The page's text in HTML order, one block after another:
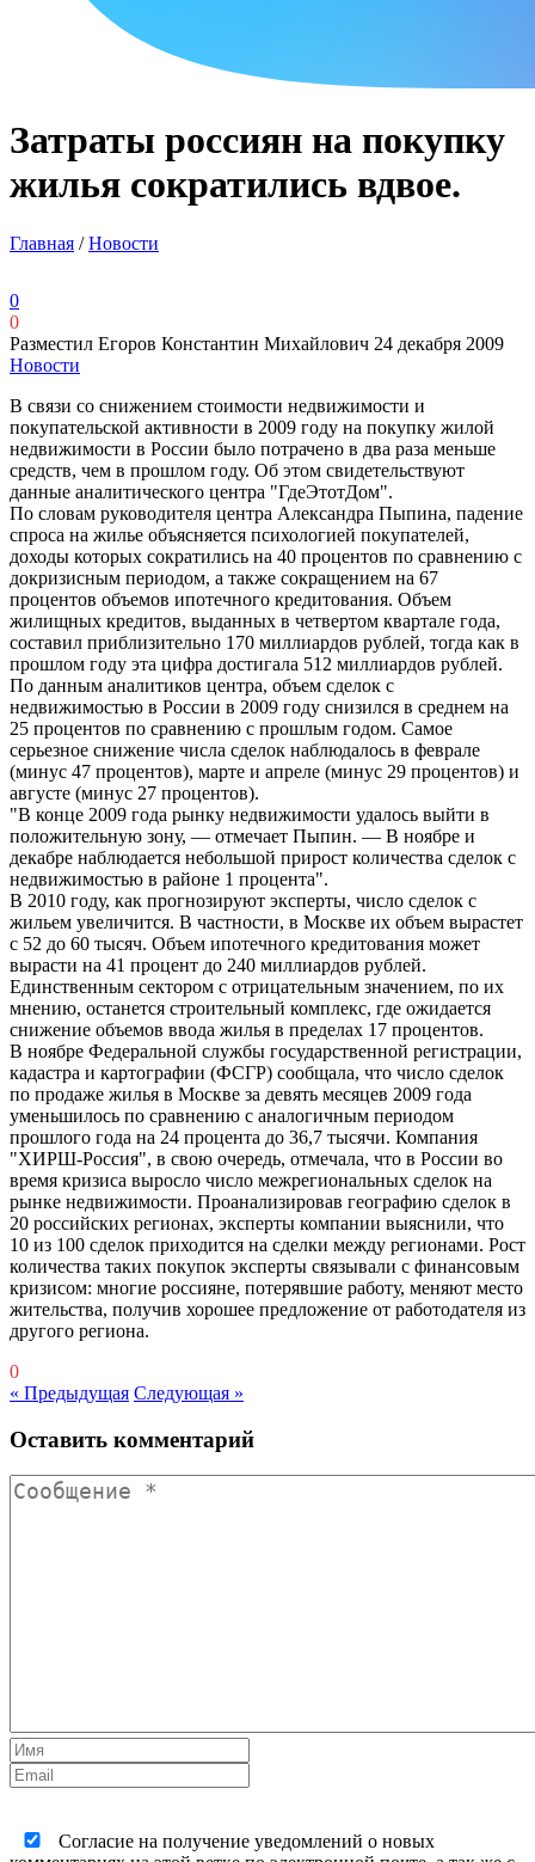
Затраты россиян на покупку
жилья сократились вдвое.
Главная /Новости
0
0
Разместил Егоров Константин Михайлович 24 декабря 2009
Новости
В связи со снижением стоимости недвижимости и
покупательской активности в 2009 году на покупку жилой
недвижимости в России было потрачено в два раза меньше
средств, чем в прошлом году. Об этом свидетельствуют
данные аналитического центра "ГдеЭтотДом".
По словам руководителя центра Александра Пыпина, падение
спроса на жилье объясняется психологией покупателей,
доходы которых сократились на 40 процентов по сравнению с
докризисным периодом, а также сокращением на 67
процентов объемов ипотечного кредитования. Объем
жилищных кредитов, выданных в четвертом квартале года,
составил приблизительно 170 миллиардов рублей, тогда как в
прошлом году эта цифра достигала 512 миллиардов рублей.
По данным аналитиков центра, объем сделок с
недвижимостью в России в 2009 году снизился в среднем на
25 процентов по сравнению с прошлым годом. Самое
серьезное снижение числа сделок наблюдалось в феврале
(минус 47 процентов), марте и апреле (минус 29 процентов) и
августе (минус 27 процентов).
"В конце 2009 года рынку недвижимости удалось выйти в
положительную зону, — отмечает Пыпин. — В ноябре и
декабре наблюдается небольшой прирост количества сделок с
недвижимостью в районе 1 процента".
В 2010 году, как прогнозируют эксперты, число сделок с
жильем увеличится. В частности, в Москве их объем вырастет
с 52 до 60 тысяч. Объем ипотечного кредитования может
вырасти на 41 процент до 240 миллиардов рублей.
Единственным сектором с отрицательным значением, по их
мнению, останется строительный комплекс, где ожидается
снижение объемов ввода жилья в пределах 17 процентов.
В ноябре Федеральной службы государственной регистрации,
кадастра и картографии (ФСГР) сообщала, что число сделок
по продаже жилья в Москве за девять месяцев 2009 года
уменьшилось по сравнению с аналогичным периодом
прошлого года на 24 процента до 36,7 тысячи. Компания
"ХИРШ-Россия", в свою очередь, отмечала, что в России во
время кризиса выросло число межрегиональных сделок на
рынке недвижимости. Проанализировав географию сделок в
20 российских регионах, эксперты компании выяснили, что
10 из 100 сделок приходится на сделки между регионами. Рост
количества таких покупок эксперты связывали с финансовым
кризисом: многие россияне, потерявшие работу, меняют место
жительства, получив хорошее предложение от работодателя из
другого региона.
0
« Предыдущая Следующая »
Оставить комментарий
Согласие на получение уведомлений о новых